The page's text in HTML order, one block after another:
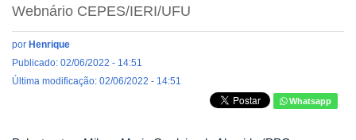
Webnário CEPES/IERI/UFU
por Henrique
Publicado: 02/06/2022 - 14:51
Última modificação: 02/06/2022 - 14:51
Whatsapp